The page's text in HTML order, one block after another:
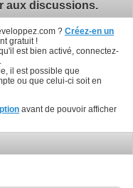
aux discussions.
? Créez-en un
gratuit !
est bien activé, connectez-
il est possible que
ou que celui-ci soit en
avant de pouvoir afficher